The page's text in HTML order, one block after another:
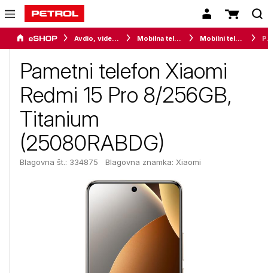
Avdio, video in telefonija Mobilna telefonija Mobilni telefoni
Pametni telefon Xiaomi
Redmi 15 Pro 8/256GB,
Titanium
(25080RABDG)
Blagovna št.: 334875 Blagovna znamka: Xiaomi